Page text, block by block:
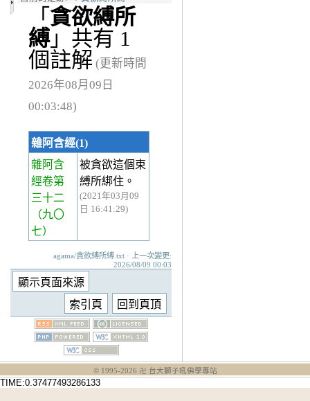
「 貪欲縛所
縛」共有 1
個註解 (更新時間
2026年08月09日
00:03:48)
雜阿含經(1)
雜阿含
經卷第
三十二
（九〇
七）
被貪欲這個束
縛所綁住。
(2021年03月09
日 16:41:29)
agama/貪欲縛所縛.txt · 上一次變更:
2026/08/09 00:03
© 1995-2026 卍 台大獅子吼佛學專站
TIME:0.37477493286133